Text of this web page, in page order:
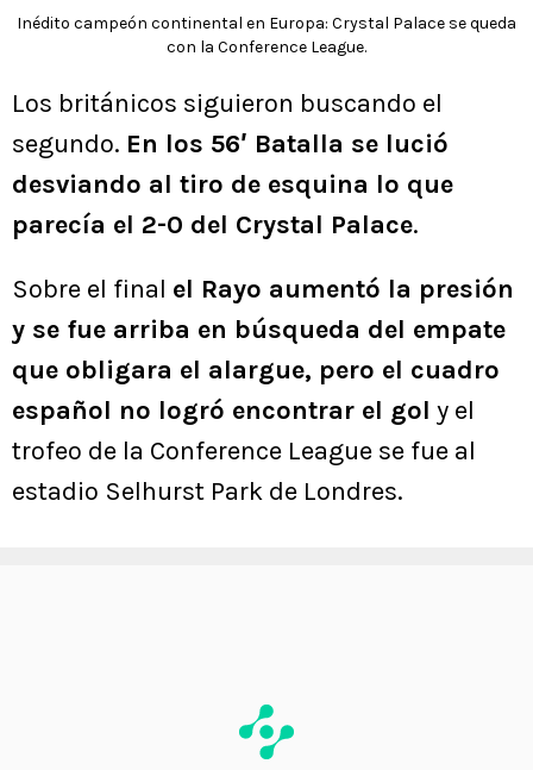
Inédito campeón continental en Europa: Crystal Palace se queda
con la Conference League.
Los británicos siguieron buscando el
segundo. En los 56′ Batalla se lució
desviando al tiro de esquina lo que
parecía el 2-0 del Crystal Palace.
Sobre el final el Rayo aumentó la presión
y se fue arriba en búsqueda del empate
que obligara el alargue, pero el cuadro
español no logró encontrar el gol y el
trofeo de la Conference League se fue al
estadio Selhurst Park de Londres.